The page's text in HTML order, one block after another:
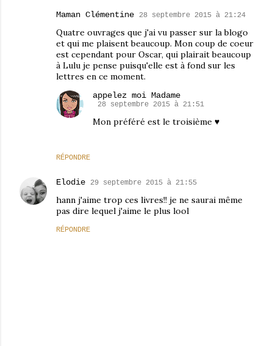
Maman Clémentine 28 septembre 2015 à 21:24
Quatre ouvrages que j'ai vu passer sur la blogo
et qui me plaisent beaucoup. Mon coup de coeur
est cependant pour Oscar, qui plairait beaucoup
à Lulu je pense puisqu'elle est à fond sur les
lettres en ce moment.
RÉPONDRE
appelez moi Madame
28 septembre 2015 à 21:51
Mon préféré est le troisième ♥
Elodie 29 septembre 2015 à 21:55
hann j'aime trop ces livres!! je ne saurai même
pas dire lequel j'aime le plus lool
RÉPONDRE